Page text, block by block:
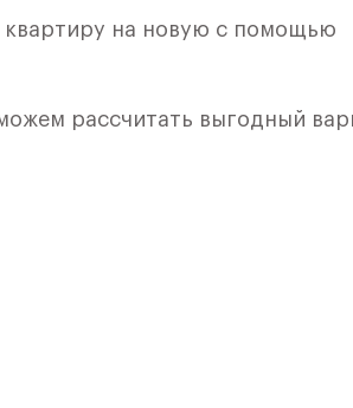
квартиру на новую с помощью
рассчитать выгодный
Квартал» от группы